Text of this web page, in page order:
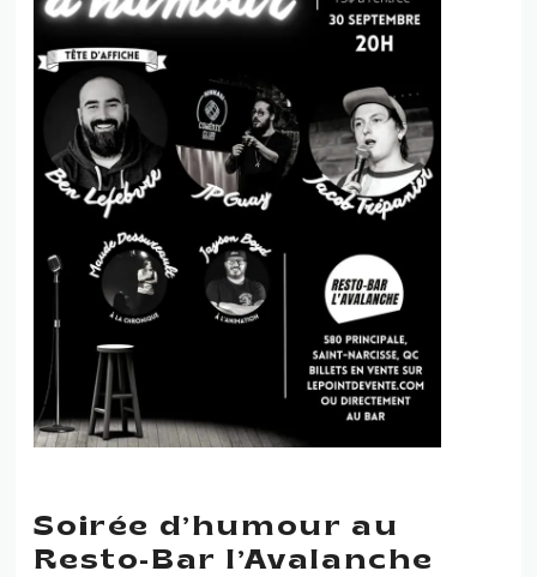
Soirée d’humour au
Resto-Bar l’Avalanche